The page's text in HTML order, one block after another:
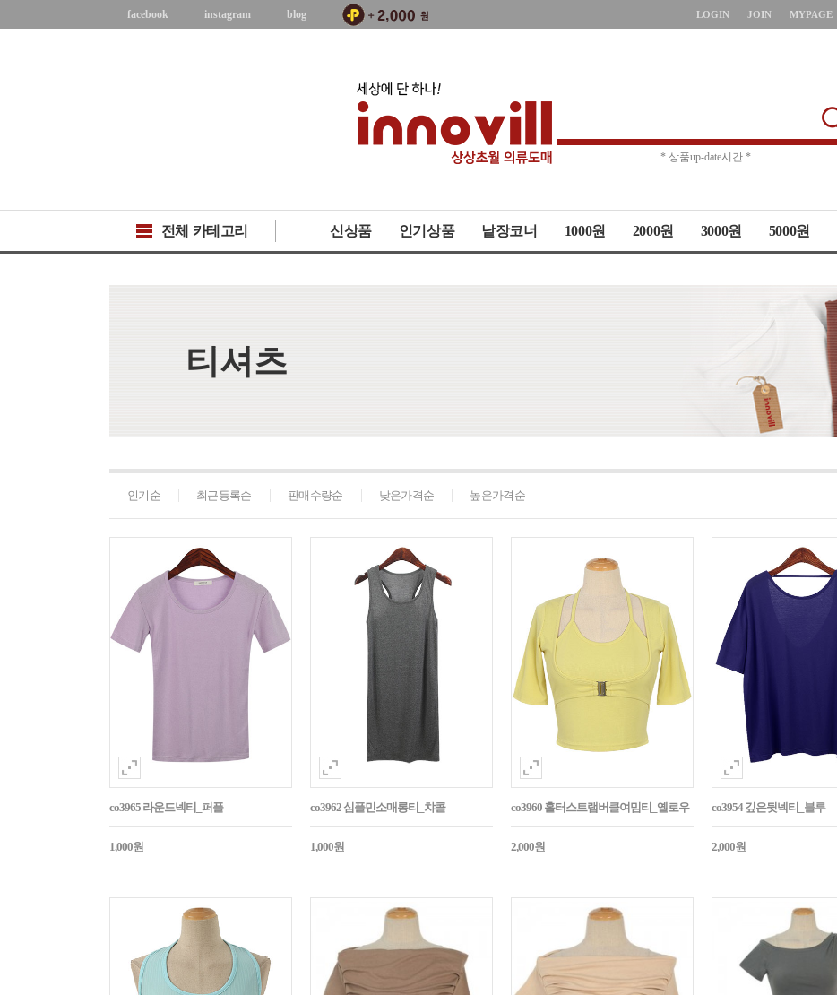
facebook instagram blog LOGIN JOIN MYPAGE
* 상품up-date시간 *
전체 카테고리 신상품 인기상품 낱장코너 1000원 2000원 3000원 5000원
티셔츠
인기순 최근등록순 판매수량순 낮은가격순 높은가격순
co3965 라운드넥티_퍼플
1,000원
co3962 심플민소매롱티_챠콜
1,000원
co3960 홀터스트랩버클여밈티_옐로우
2,000원
co3954 깊은뒷넥티_블루
2,000원